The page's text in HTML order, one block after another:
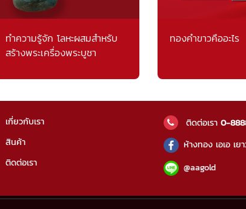
ทำความรู้จัก โลหะผสมสำหรับ
สร้างพระเครื่องพระบูชา
ทองคำขาวคืออะไร
เกี่ยวกับเรา
สินค้า
ติดต่อเรา
ติดต่อเรา 0-
ห้างทอง เอเอ เย
@aagold